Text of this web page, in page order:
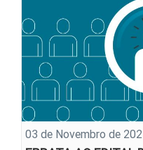
03 de Novembro de